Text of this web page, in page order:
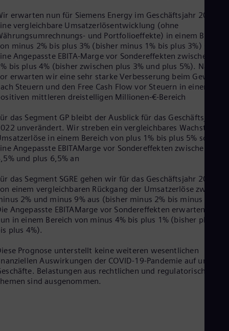
erwarten nun für Siemens Energy im Geschäftsjahr 2022
vergleichbare Umsatzerlösentwicklung (ohne
und Portfolioeffekte) in einem Bereich
minus 2% bis plus 3% (bisher minus 1% bis plus 3%) sowie
Angepasste EBITA-Marge vor Sondereffekten zwischen plus
bis plus 4% (bisher zwischen plus 3% und plus 5%). Nach
erwarten wir eine sehr starke Verbesserung beim Gewinn
Steuern und den Free Cash Flow vor Steuern in einem
mittleren dreistelligen Millionen-€-Bereich
das Segment GP bleibt der Ausblick für das Geschäftsjahr
unverändert. Wir streben ein vergleichbares Wachstum
in einem Bereich von plus 1% bis plus 5% sowie
Angepasste EBITAMarge vor Sondereffekten zwischen plus
und plus 6,5% an
das Segment SGRE gehen wir für das Geschäftsjahr 2022
einem vergleichbaren Rückgang der Umsatzerlöse zwischen
2% und minus 9% aus (bisher minus 2% bis minus 7%).
Angepasste EBITAMarge vor Sondereffekten erwarten wir
in einem Bereich von minus 4% bis plus 1% (bisher plus 1%
plus 4%).
Prognose unterstellt keine weiteren wesentlichen
Auswirkungen der COVID-19-Pandemie auf unsere
Belastungen aus rechtlichen und regulatorischen
sind ausgenommen.